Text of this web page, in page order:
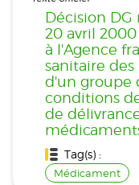
Décision DG
20 avril
à l'Agence
sanitaire
d'un groupe
conditions
de
Tag(s) :
Médicament